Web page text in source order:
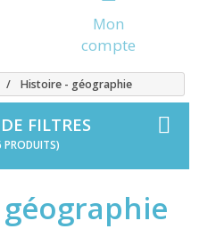
Mon
compte
Histoire - géographie
FILTRES
PRODUITS)